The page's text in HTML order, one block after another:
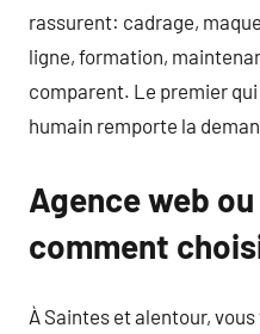
rassurent: cadrage,
ligne, formation,
comparent. Le premier
humain remporte la
Agence web
comment
À Saintes et alentour,